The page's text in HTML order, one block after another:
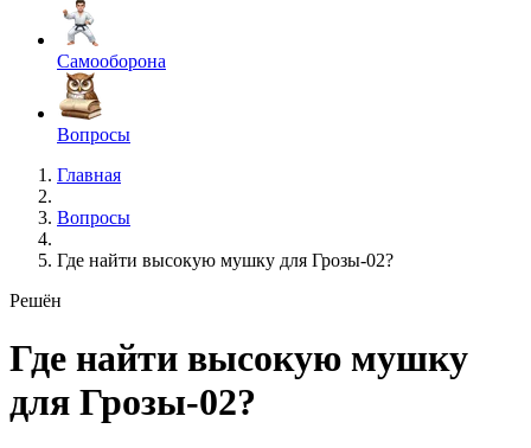
Самооборона
Вопросы
Главная
Вопросы
Где найти высокую мушку для Грозы-02?
Решён
Где найти высокую мушку
для Грозы-02?